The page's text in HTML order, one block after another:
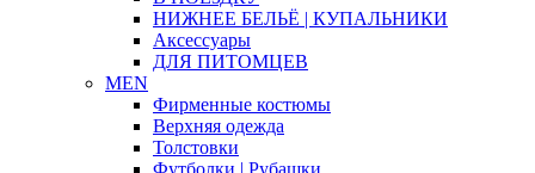
НИЖНЕЕ БЕЛЬЁ | КУПАЛЬНИКИ
Аксессуары
ДЛЯ ПИТОМЦЕВ
MEN
Фирменные костюмы
Верхняя одежда
Толстовки
Футболки | Рубашки